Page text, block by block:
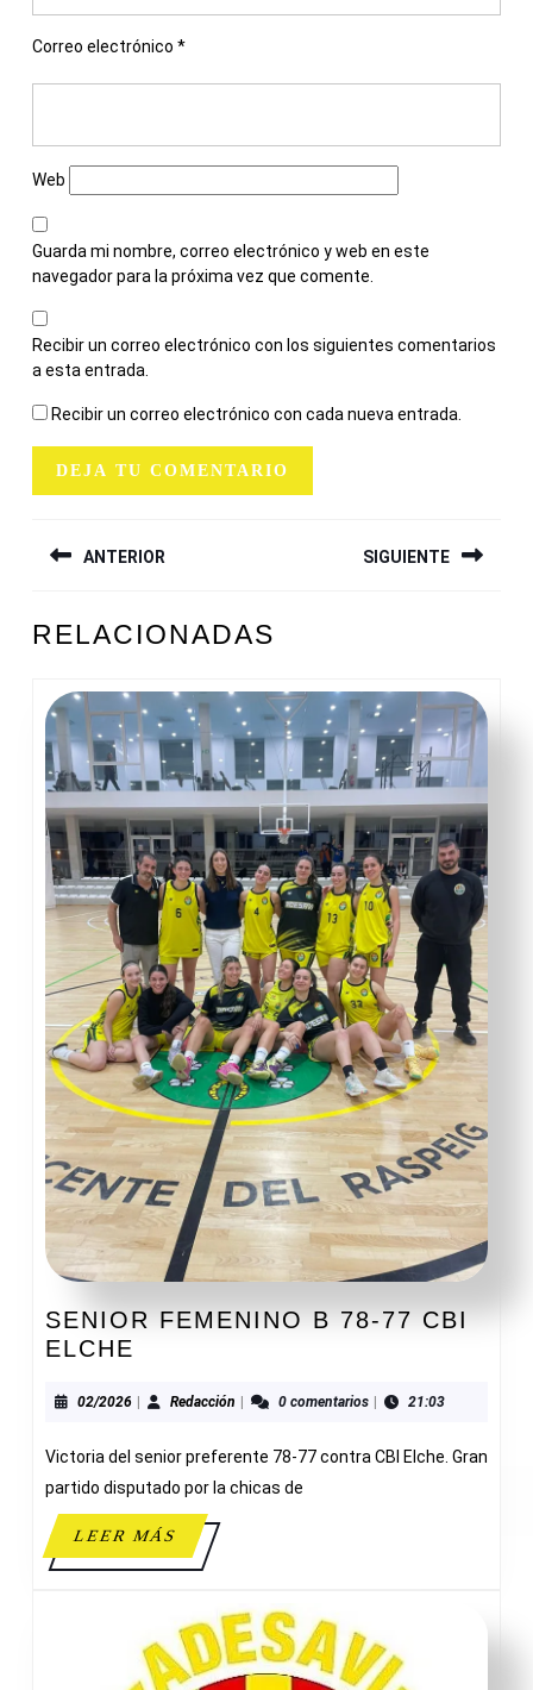
Correo electrónico *
Web
Guarda mi nombre, correo electrónico y web en este
navegador para la próxima vez que comente.
Recibir un correo electrónico con los siguientes comentarios
a esta entrada.
Recibir un correo electrónico con cada nueva entrada.
DE
ANTERIOR
anterior:
SIGUIENTE
entrada:
RELACIONADAS
SENIOR FEMENINO B 78-77 CBI
ELCHE
B
77
CBI
ELCHE
02/202602/2026Redacción Redacción0 comentarios 21:03
Victoria del senior preferente 78-77 contra CBI Elche. Gran
partido disputado por la chicas de
LEER MÁSLEER
MÁS